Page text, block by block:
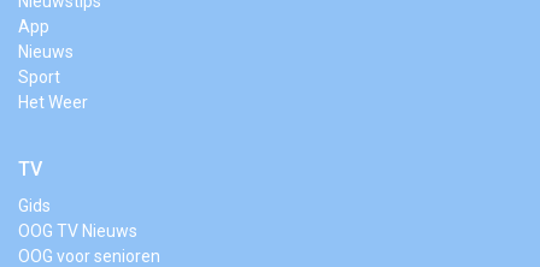
App
Nieuws
Sport
Het Weer
TV
Gids
OOG TV Nieuws
OOG voor senioren